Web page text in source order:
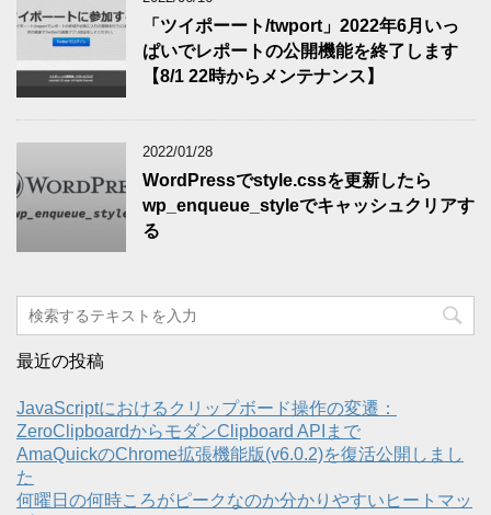
「ツイポーート/twport」2022年6月いっ
ぱいでレポートの公開機能を終了します
【8/1 22時からメンテナンス】
2022/01/28
WordPressでstyle.cssを更新したら
wp_enqueue_styleでキャッシュクリアす
る
最近の投稿
JavaScriptにおけるクリップボード操作の変遷：
ZeroClipboardからモダンClipboard APIまで
AmaQuickのChrome拡張機能版(v6.0.2)を復活公開しまし
た
何曜日の何時ころがピークなのか分かりやすいヒートマッ